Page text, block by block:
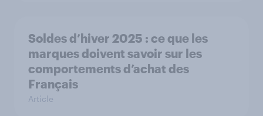
Soldes d’hiver 2025 : ce que les
marques doivent savoir sur les
comportements d’achat des
Français
Article